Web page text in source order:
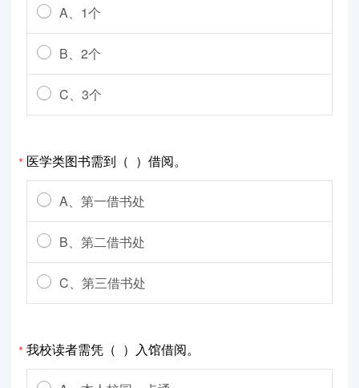
A、1个
B、2个
C、3个
* 医学类图书需到（ ）借阅。
A、第一借书处
B、第二借书处
C、第三借书处
*我校读者需凭（ ）入馆借阅。